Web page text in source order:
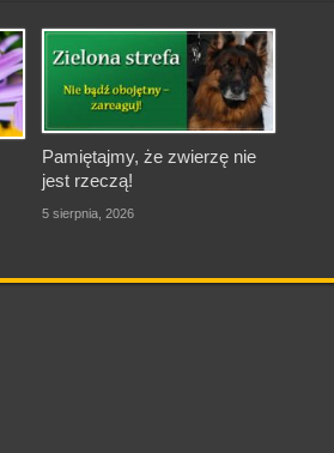
Pamiętajmy, że zwierzę nie
jest rzeczą!
5 sierpnia, 2026